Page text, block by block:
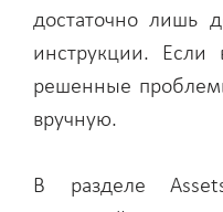
достаточно лишь
инструкции.
решенные
вручную.
В разделе